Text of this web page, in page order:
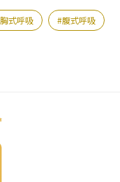
胸式呼吸 腹式呼吸